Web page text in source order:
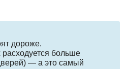
дороже.
больше
— а это самый